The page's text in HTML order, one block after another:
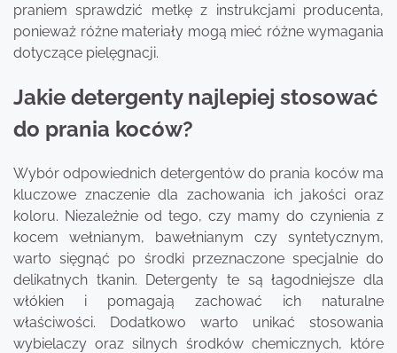
praniem sprawdzić metkę z instrukcjami producenta,
ponieważ różne materiały mogą mieć różne wymagania
dotyczące pielęgnacji.
Jakie detergenty najlepiej stosować
do prania koców?
Wybór odpowiednich detergentów do prania koców ma
kluczowe znaczenie dla zachowania ich jakości oraz
koloru. Niezależnie od tego, czy mamy do czynienia z
kocem wełnianym, bawełnianym czy syntetycznym,
warto sięgnąć po środki przeznaczone specjalnie do
delikatnych tkanin. Detergenty te są łagodniejsze dla
włókien i pomagają zachować ich naturalne
właściwości. Dodatkowo warto unikać stosowania
wybielaczy oraz silnych środków chemicznych, które